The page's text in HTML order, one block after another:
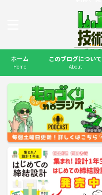
ホーム
Home
このブログについて
About